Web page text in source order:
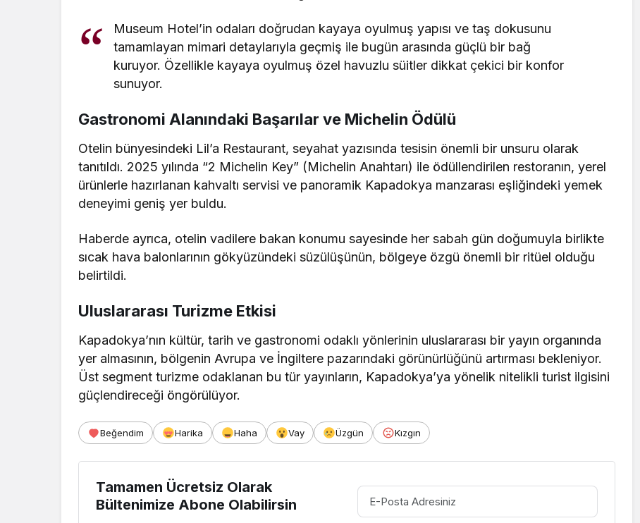
Museum Hotel’in odaları doğrudan kayaya oyulmuş yapısı ve taş dokusunu
tamamlayan mimari detaylarıyla geçmiş ile bugün arasında güçlü bir bağ
kuruyor. Özellikle kayaya oyulmuş özel havuzlu süitler dikkat çekici bir konfor
sunuyor.
Gastronomi Alanındaki Başarılar ve Michelin Ödülü
Otelin bünyesindeki Lil’a Restaurant, seyahat yazısında tesisin önemli bir unsuru olarak
tanıtıldı. 2025 yılında “2 Michelin Key” (Michelin Anahtarı) ile ödüllendirilen restoranın, yerel
ürünlerle hazırlanan kahvaltı servisi ve panoramik Kapadokya manzarası eşliğindeki yemek
deneyimi geniş yer buldu.
Haberde ayrıca, otelin vadilere bakan konumu sayesinde her sabah gün doğumuyla birlikte
sıcak hava balonlarının gökyüzündeki süzülüşünün, bölgeye özgü önemli bir ritüel olduğu
belirtildi.
Uluslararası Turizme Etkisi
Kapadokya’nın kültür, tarih ve gastronomi odaklı yönlerinin uluslararası bir yayın organında
yer almasının, bölgenin Avrupa ve İngiltere pazarındaki görünürlüğünü artırması bekleniyor.
Üst segment turizme odaklanan bu tür yayınların, Kapadokya’ya yönelik nitelikli turist ilgisini
güçlendireceği öngörülüyor.
Beğendim Harika Haha Vay Üzgün Kızgın
Tamamen Ücretsiz Olarak
Bültenimize Abone Olabilirsin